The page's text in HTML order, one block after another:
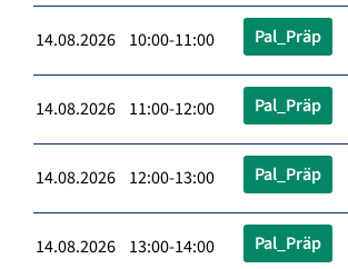
14.08.2026 10:00-11:00 Pal_Präp
14.08.2026 11:00-12:00 Pal_Präp
14.08.2026 12:00-13:00 Pal_Präp
14.08.2026 13:00-14:00 Pal_Präp